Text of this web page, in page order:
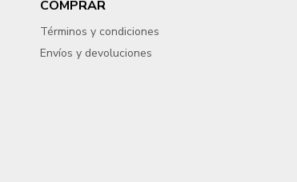
COMPRAR
Términos y condiciones
Envíos y devoluciones